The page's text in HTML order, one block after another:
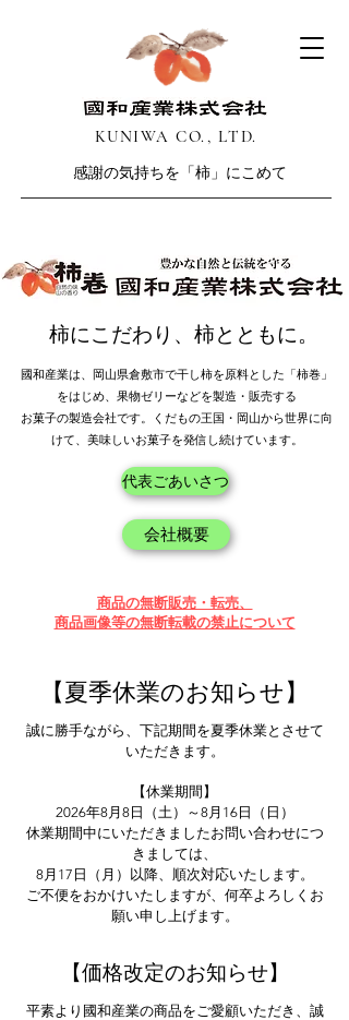
​KUNIWA CO., LTD.
感謝の気持ちを「柿」にこめて
柿にこだわり、柿とともに。
國和産業は、岡山県倉敷市で干し柿を原料とした「柿巻」
をはじめ、果物ゼリーなどを製造・販売する
お菓子の製造会社です。くだもの王国・岡山から世界に向
けて、美味しいお菓子を発信し続けています。
代表ごあいさつ
会社概要
​商品の無断販売・転売、
商品画像等の無断転載の禁止について
​【夏季休業のお知らせ】
誠に勝手ながら、下記期間を夏季休業とさせて
いただきます。
【休業期間】
2026年8月8日（土）～8月16日（日）
休業期間中にいただきましたお問い合わせにつ
きましては、
8月17日（月）以降、順次対応いたします。
ご不便をおかけいたしますが、何卒よろしくお
願い申し上げます。
​【価格改定のお知らせ】
平素より國和産業の商品をご愛顧いただき、誠